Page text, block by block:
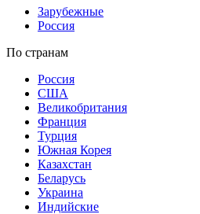
Зарубежные
Россия
По странам
Россия
США
Великобритания
Франция
Турция
Южная Корея
Казахстан
Беларусь
Украина
Индийские